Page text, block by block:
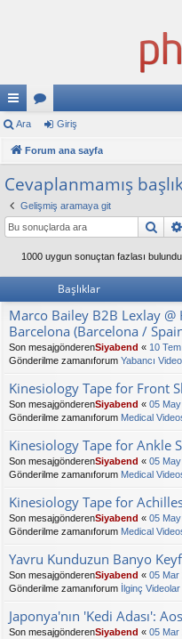
ızl
ba
ğl
an
u
ar
Ara Giriş
Forum ana sayfa
Cevaplanmamış
Gelişmiş aramaya git
Ara
1000 uygun sonuçtan fazlası bulundu
Başlıklar
Marco Bailey B2B Lexlay
Barcelona (Barcelona /
Son mesajgönderenSiyabend « 10
Gönderilme zamanıforum Yabancı
Kinesiology Tape for Front
Son mesajgönderenSiyabend « 05
Gönderilme zamanıforum Medical
Kinesiology Tape for Ankle
Son mesajgönderenSiyabend « 05
Gönderilme zamanıforum Medical
Kinesiology Tape for
Son mesajgönderenSiyabend « 05
Gönderilme zamanıforum Medical
Yavru Kunduzun Banyo
Son mesajgönderenSiyabend « 05 Mar
Gönderilme zamanıforum
İlginç Videolar
Japonya'nın 'Kedi Adası':
Son mesajgönderenSiyabend « 05 Mar